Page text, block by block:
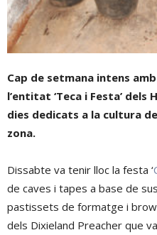
Cap de setmana intens
l’entitat ‘Teca i Festa’
dies dedicats a la cultura
zona.
Dissabte va tenir lloc la festa ‘
de caves i tapes a base de
pastissets de formatge i
dels Dixieland Preacher que